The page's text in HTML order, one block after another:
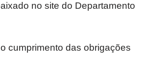
no site do Departamento
cumprimento das obrigações